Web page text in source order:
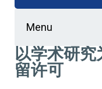
Menu
以学术研
留许可